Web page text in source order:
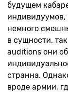
будущем
немного
в сущности,
auditions они
странна.
вроде армии,